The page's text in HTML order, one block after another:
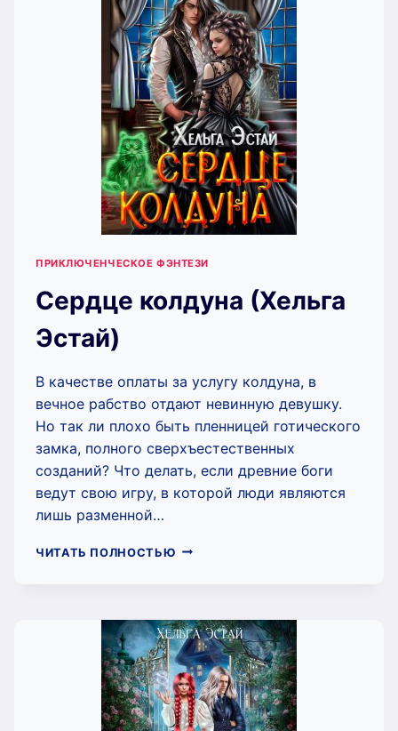
ПРИКЛЮЧЕНЧЕСКОЕ ФЭНТЕЗИ
Сердце колдуна (Хельга
Эстай)
В качестве оплаты за услугу колдуна, в
вечное рабство отдают невинную девушку.
Но так ли плохо быть пленницей готического
замка, полного сверхъестественных
созданий? Что делать, если древние боги
ведут свою игру, в которой люди являются
лишь разменной…
ЧИТАТЬ ПОЛНОСТЬЮ СЕРДЦЕ